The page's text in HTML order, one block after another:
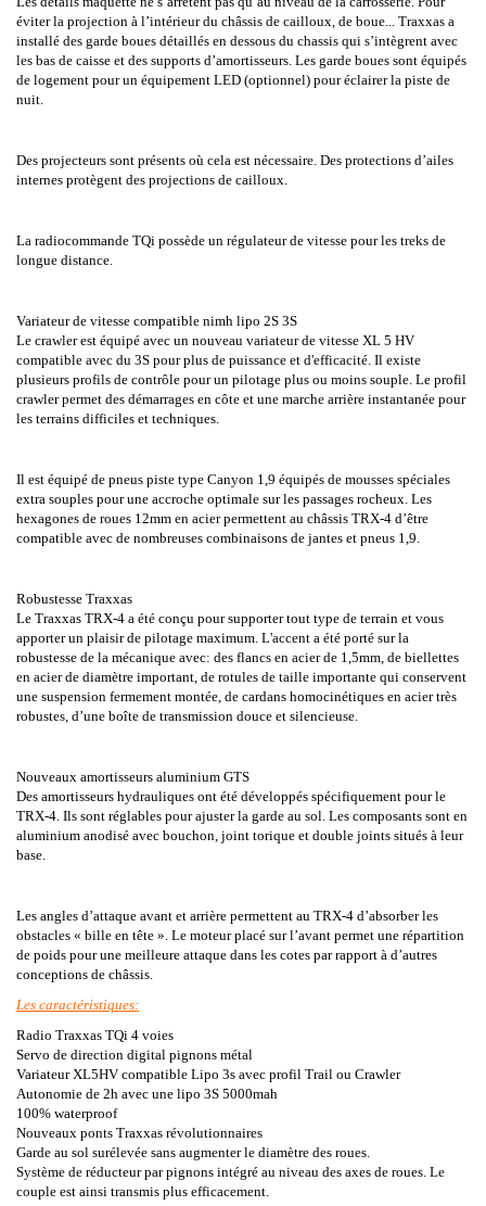
éviter la projection à l’intérieur du châssis de cailloux, de boue... Traxxas a
installé des garde boues détaillés en dessous du chassis qui s’intègrent avec
les bas de caisse et des supports d’amortisseurs. Les garde boues sont équipés
de logement pour un équipement LED (optionnel) pour éclairer la piste de
nuit.
Des projecteurs sont présents où cela est nécessaire. Des protections d’ailes
internes protègent des projections de cailloux.
La radiocommande TQi possède un régulateur de vitesse pour les treks de
longue distance.
Variateur de vitesse compatible nimh lipo 2S 3S
Le crawler est équipé avec un nouveau variateur de vitesse XL 5 HV
compatible avec du 3S pour plus de puissance et d'efficacité. Il existe
plusieurs profils de contrôle pour un pilotage plus ou moins souple. Le profil
crawler permet des démarrages en côte et une marche arrière instantanée pour
les terrains difficiles et techniques.
Il est équipé de pneus piste type Canyon 1,9 équipés de mousses spéciales
extra souples pour une accroche optimale sur les passages rocheux. Les
hexagones de roues 12mm en acier permettent au châssis TRX-4 d’être
compatible avec de nombreuses combinaisons de jantes et pneus 1,9.
Robustesse Traxxas
Le Traxxas TRX-4 a été conçu pour supporter tout type de terrain et vous
apporter un plaisir de pilotage maximum. L'accent a été porté sur la
robustesse de la mécanique avec: des flancs en acier de 1,5mm, de biellettes
en acier de diamètre important, de rotules de taille importante qui conservent
une suspension fermement montée, de cardans homocinétiques en acier très
robustes, d’une boîte de transmission douce et silencieuse.
Nouveaux amortisseurs aluminium GTS
Des amortisseurs hydrauliques ont été développés spécifiquement pour le
TRX-4. Ils sont réglables pour ajuster la garde au sol. Les composants sont en
aluminium anodisé avec bouchon, joint torique et double joints situés à leur
base.
Les angles d’attaque avant et arrière permettent au TRX-4 d’absorber les
obstacles « bille en tête ». Le moteur placé sur l’avant permet une répartition
de poids pour une meilleure attaque dans les cotes par rapport à d’autres
conceptions de châssis.
Les caractéristiques:
Radio Traxxas TQi 4 voies
Servo de direction digital pignons métal
Variateur XL5HV compatible Lipo 3s avec profil Trail ou Crawler
Autonomie de 2h avec une lipo 3S 5000mah
100% waterproof
Nouveaux ponts Traxxas révolutionnaires
Garde au sol surélevée sans augmenter le diamètre des roues.
Système de réducteur par pignons intégré au niveau des axes de roues. Le
couple est ainsi transmis plus efficacement.